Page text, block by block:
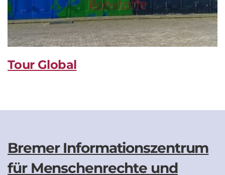
Tour Global
Bremer Informationszentrum
für Menschenrechte und